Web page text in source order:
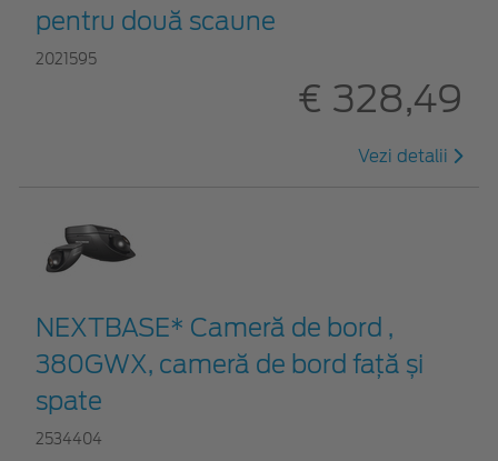
pentru două scaune
2021595
€ 328,49
Vezi detalii
NEXTBASE* Cameră de bord ,
380GWX, cameră de bord față și
spate
2534404